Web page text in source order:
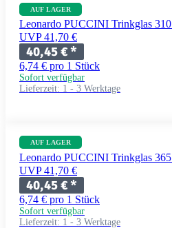
AUF LAGER
Leonardo PUCCINI Trinkglas
UVP 41,70 €
40,45 €*
6,74 € pro 1 Stück
Sofort verfügbar
Lieferzeit: 1 - 3 Werktage
AUF LAGER
Leonardo PUCCINI Trinkglas
UVP 41,70 €
40,45 €*
6,74 € pro 1 Stück
Sofort verfügbar
Lieferzeit: 1 - 3 Werktage